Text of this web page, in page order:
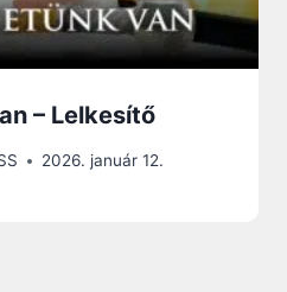
– Lelkesítő
2026. január 12.